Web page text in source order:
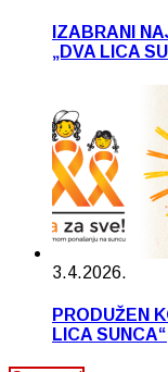
IZABRANI
„DVA LICA
3.4.2026.
PRODUŽEN
LICA SUNCA“